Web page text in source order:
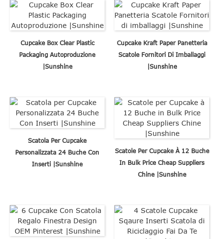
Cupcake Box Clear Plastic
Packaging Autoproduzione
|Sunshine
Cupcake Kraft Paper Panetteria
Scatole Fornitori Di Imballaggi
|Sunshine
Scatola Per Cupcake
Personalizzata 24 Buche Con
Inserti |Sunshine
Scatole Per Cupcake À 12 Buche
In Bulk Price Cheap Suppliers
Chine |Sunshine